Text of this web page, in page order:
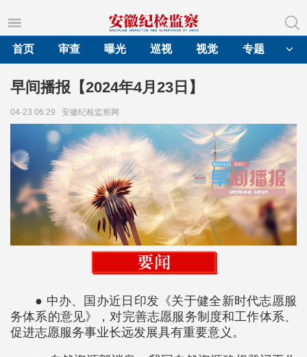
首页
审查 曝光 巡视 视觉 专题
早间播报【2024年4月23日】
04-23 06:29 安徽纪检监察网
● 中办、国办近日印发《关于健全新时代志愿服
务体系的意见》，对完善志愿服务制度和工作体系、
促进志愿服务事业长远发展具有重要意义。